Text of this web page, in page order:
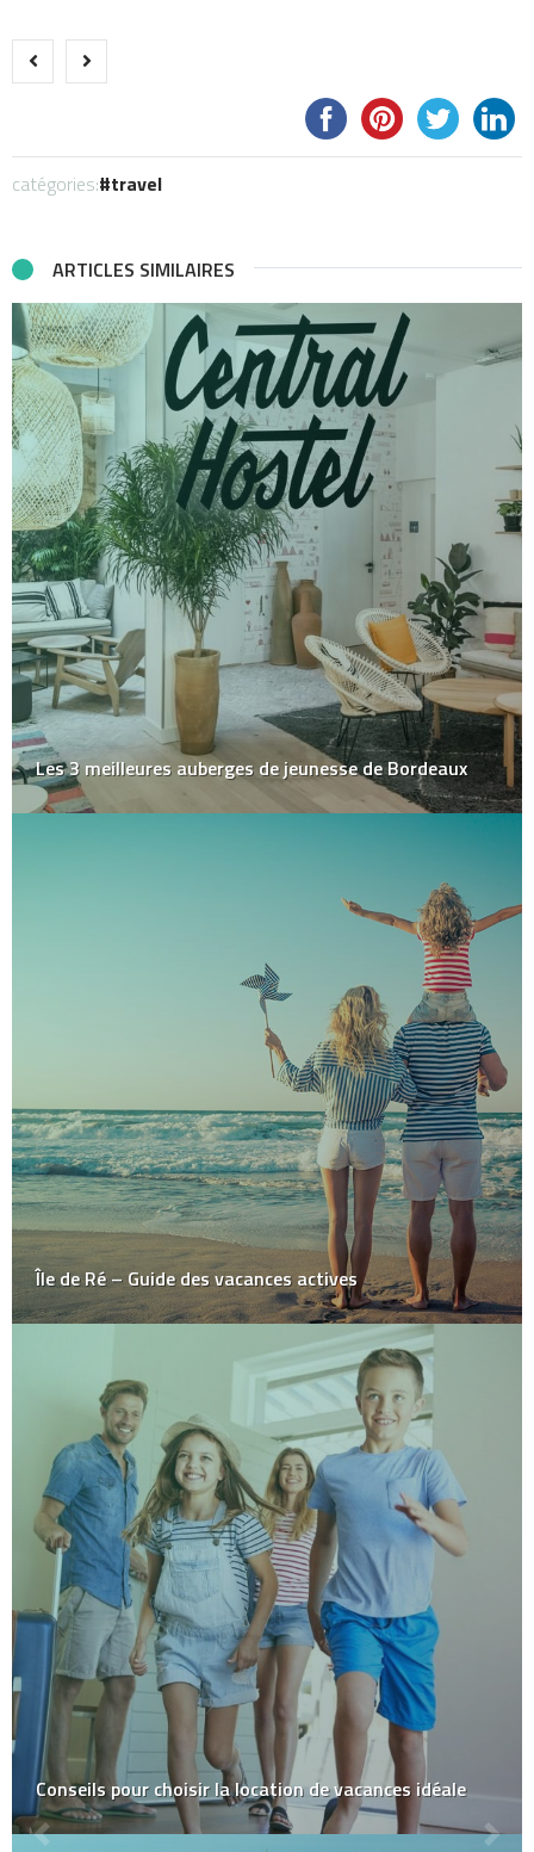
catégories: travel
ARTICLES SIMILAIRES
Les 3 meilleures auberges de jeunesse de Bordeaux
Île de Ré – Guide des vacances actives
Conseils pour choisir la location de vacances idéale